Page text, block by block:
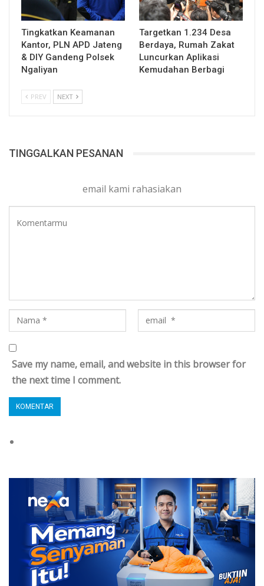
Tingkatkan Keamanan
Kantor, PLN APD Jateng
& DIY Gandeng Polsek
Ngaliyan
Targetkan 1.234 Desa
Berdaya, Rumah Zakat
Luncurkan Aplikasi
Kemudahan Berbagi
PREV NEXT
TINGGALKAN PESANAN
email kami rahasiakan
Save my name, email, and website in this browser for
the next time I comment.